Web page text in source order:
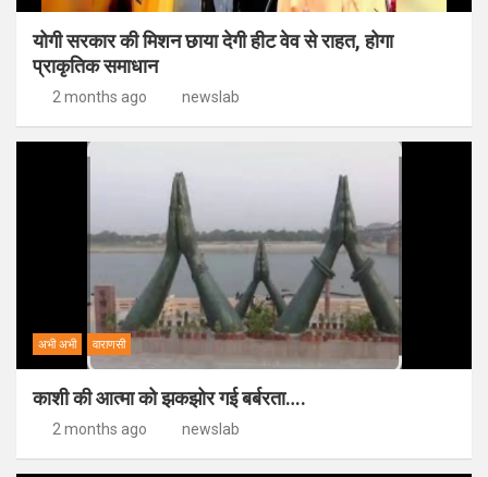
योगी सरकार की मिशन छाया देगी हीट वेव से राहत, होगा
प्राकृतिक समाधान
2 months ago newslab
अभी अभी वाराणसी
काशी की आत्मा को झकझोर गई बर्बरता….
2 months ago newslab